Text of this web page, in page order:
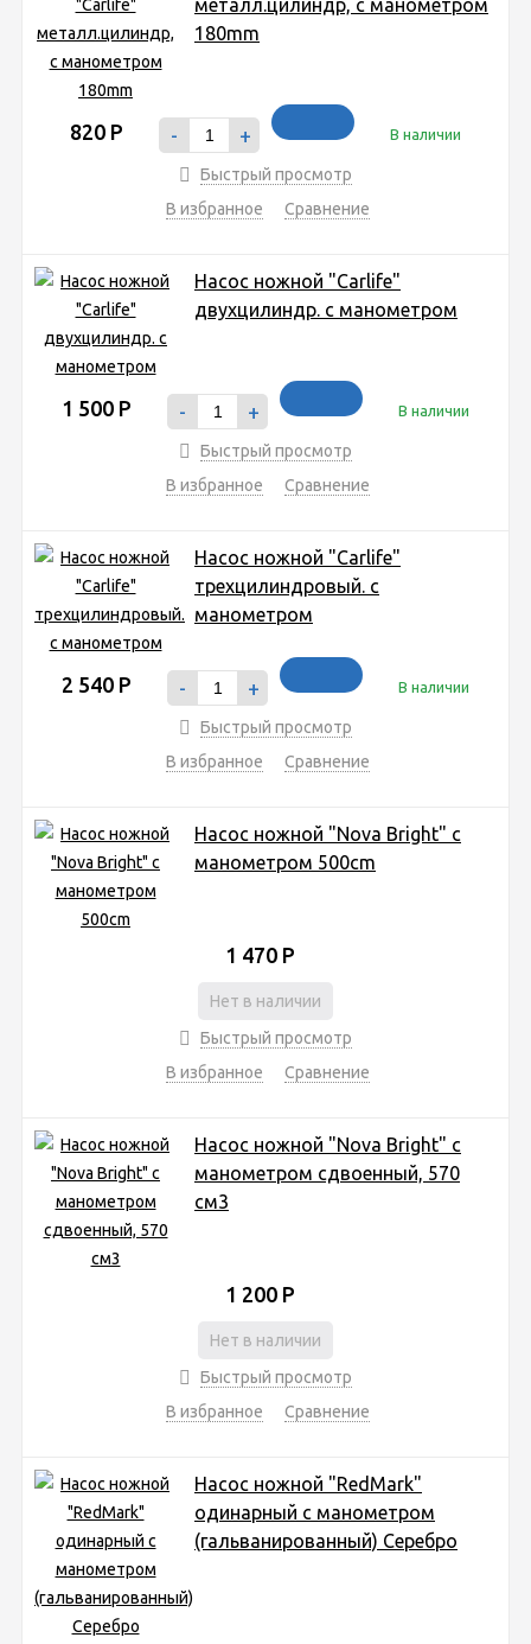
металл.цилиндр, с манометром
180mm
820 Р - + В наличии
Быстрый просмотр
В избранное
Сравнение
Насос ножной "Carlife"
двухцилиндр. с манометром
1 500 Р - + В наличии
Быстрый просмотр
В избранное
Сравнение
Насос ножной "Carlife"
трехцилиндровый. с
манометром
2 540 Р - + В наличии
Быстрый просмотр
В избранное
Сравнение
Насос ножной "Nova Bright" с
манометром 500сm
1 470 Р
Нет в наличии
Быстрый просмотр
В избранное
Сравнение
Насос ножной "Nova Bright" с
манометром сдвоенный, 570
см3
1 200 Р
Нет в наличии
Быстрый просмотр
В избранное
Сравнение
Насос ножной "RedMark"
одинарный с манометром
(гальванированный) Серебро